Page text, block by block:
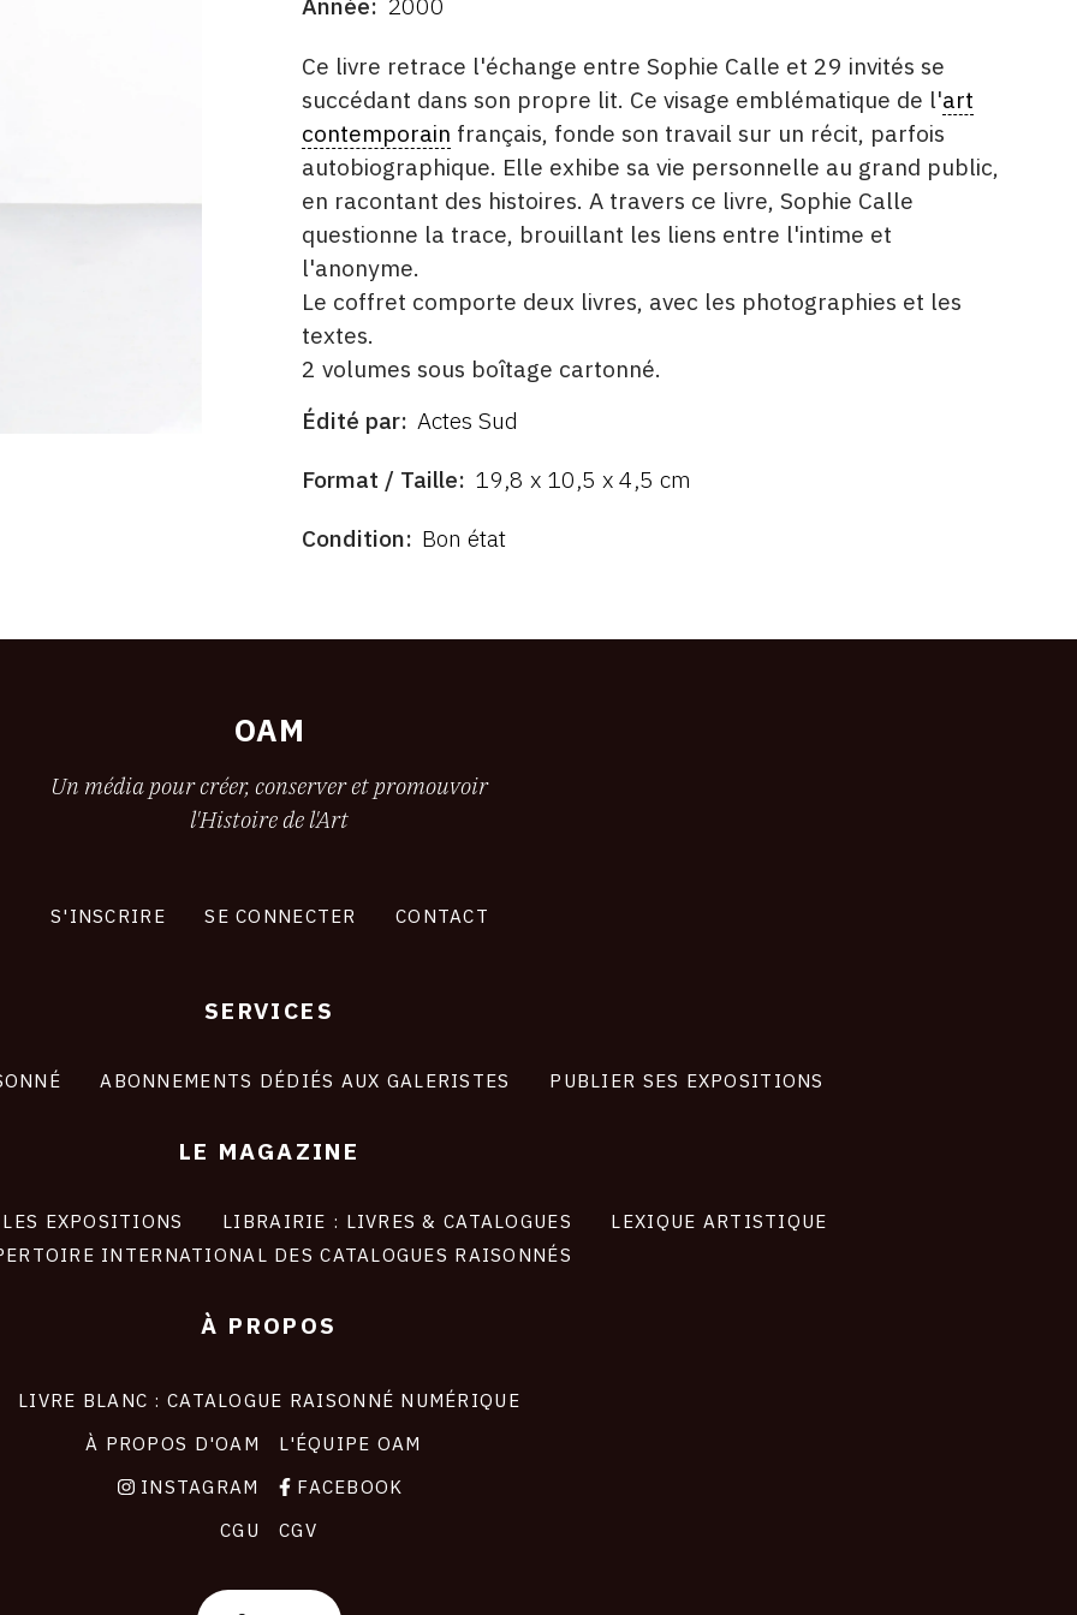
DATE
DESCRITPTION
Ce livre retrace l'échange entre Sophie Calle et 29 invités se
succédant dans son propre lit. Ce visage emblématique de l'art
contemporain français, fonde son travail sur un récit, parfois
autobiographique. Elle exhibe sa vie personnelle au grand public,
en racontant des histoires. A travers ce livre, Sophie Calle
questionne la trace, brouillant les liens entre l'intime et
l'anonyme.
Le coffret comporte deux livres, avec les photographies et les
textes.
2 volumes sous boîtage cartonné.
ÉDITÉ
Édité par Actes Sud
FORMAT
Format / Taille 19,8 x 10,5 x 4,5 cm
ÉTAT
Condition Bon état
OAM
Un média pour créer, conserver et promouvoir
l'Histoire de l'Art
S'INSCRIRE SE CONNECTER CONTACT
SERVICES
ABONNEMENTS DÉDIÉS AUX GALERISTES PUBLIER SES EXPOSITIONS
LE MAGAZINE
LES EXPOSITIONS LIBRAIRIE : LIVRES & CATALOGUES
LEXIQUE ARTISTIQUE
INTERNATIONAL DES CATALOGUES RAISONNÉS
À PROPOS
LIVRE BLANC : CATALOGUE RAISONNÉ NUMÉRIQUE
À PROPOS D'OAM
L'ÉQUIPE OAM
INSTAGRAM
FACEBOOK
CGU
CGV